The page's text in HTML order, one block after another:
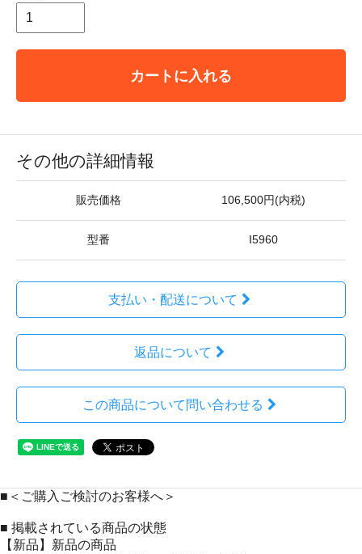
カートに入れる
その他の詳細情報
販売価格 106,500円(内税)
型番 I5960
支払い・配送について
返品について
この商品について問い合わせる
■＜ご購入ご検討のお客様へ＞
■ 掲載されている商品の状態
【新品】新品の商品